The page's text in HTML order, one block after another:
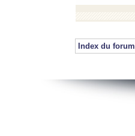
Index du forum